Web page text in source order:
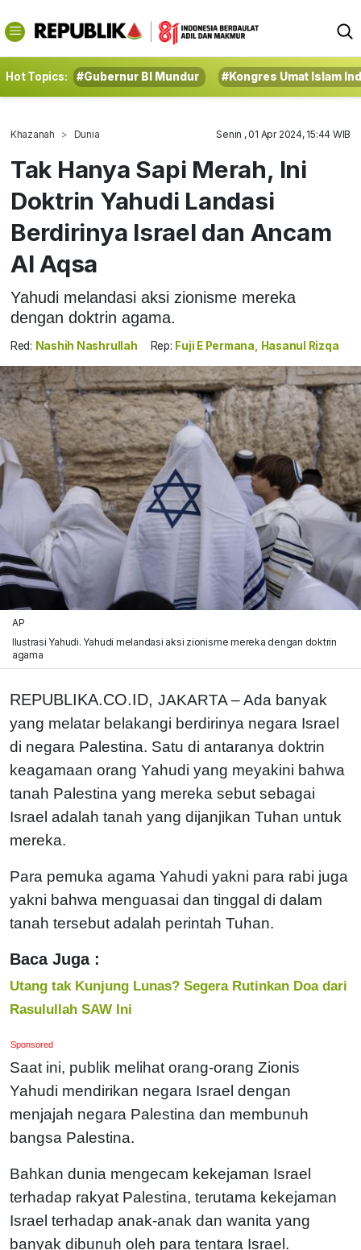
Hot Topics: #Gubernur BI Mundur #Kongres Umat Islam
Khazanah Dunia Senin , 01 Apr 2024, 15:44 WIB
Tak Hanya Sapi Merah, Ini
Doktrin Yahudi Landasi
Berdirinya Israel dan Ancam
Al Aqsa
Yahudi melandasi aksi zionisme mereka
dengan doktrin agama.
Red: Nashih Nashrullah Rep: Fuji E Permana, Hasanul Rizqa
AP
Ilustrasi Yahudi. Yahudi melandasi aksi zionisme mereka dengan doktrin
agama
REPUBLIKA.CO.ID, JAKARTA – Ada banyak
yang melatar belakangi berdirinya negara Israel
di negara Palestina. Satu di antaranya doktrin
keagamaan orang Yahudi yang meyakini bahwa
tanah Palestina yang mereka sebut sebagai
Israel adalah tanah yang dijanjikan Tuhan untuk
mereka.
Para pemuka agama Yahudi yakni para rabi juga
yakni bahwa menguasai dan tinggal di dalam
tanah tersebut adalah perintah Tuhan.
Baca Juga :
Utang tak Kunjung Lunas? Segera Rutinkan Doa dari
Rasulullah SAW Ini
Sponsored
Saat ini, publik melihat orang-orang Zionis
Yahudi mendirikan negara Israel dengan
menjajah negara Palestina dan membunuh
bangsa Palestina.
Bahkan dunia mengecam kekejaman Israel
terhadap rakyat Palestina, terutama kekejaman
Israel terhadap anak-anak dan wanita yang
banyak dibunuh oleh para tentara Israel.